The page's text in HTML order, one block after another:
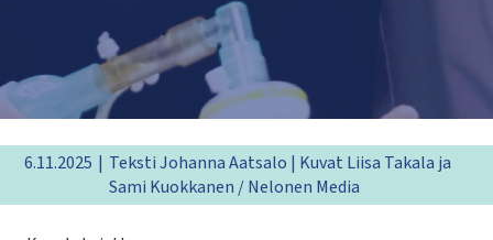
6.11.2025
Teksti Johanna Aatsalo | Kuvat Liisa Takala ja
Sami Kuokkanen / Nelonen Media